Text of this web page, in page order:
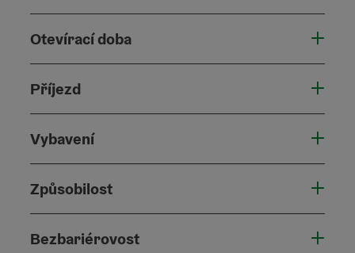
Otevírací doba
Příjezd
Vybavení
Způsobilost
Bezbariérovost